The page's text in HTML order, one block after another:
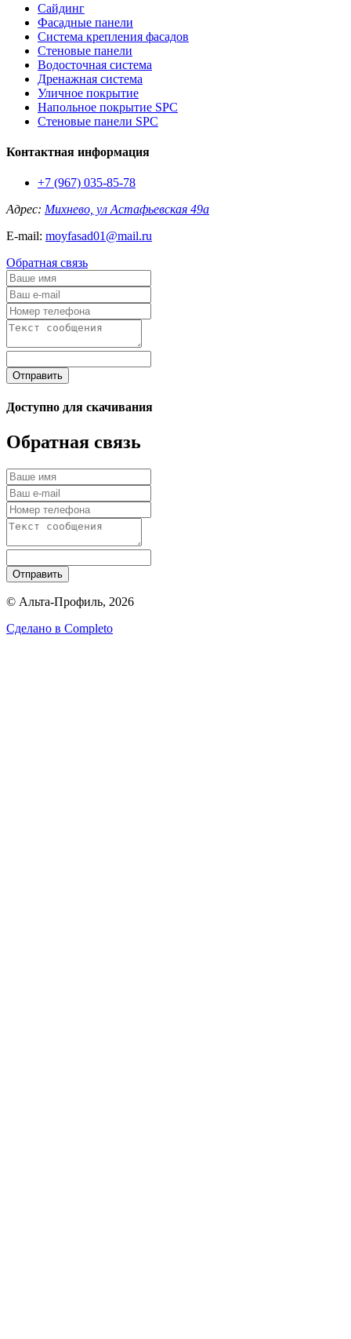
Сайдинг
Фасадные панели
Система крепления фасадов
Стеновые панели
Водосточная система
Дренажная система
Уличное покрытие
Напольное покрытие SPC
Стеновые панели SPC
Контактная информация
+7 (967) 035-85-78
Адрес: Михнево, ул Астафьевская 49а
E-mail: moyfasad01@mail.ru
Обратная связь
Отправить
Доступно для скачивания
Обратная связь
Отправить
© Альта-Профиль, 2026
Сделано в Completo